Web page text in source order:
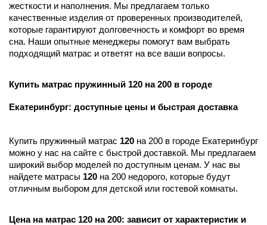
жесткости и наполнения. Мы предлагаем только
качественные изделия от проверенных производителей,
которые гарантируют долговечность и комфорт во время
сна. Наши опытные менеджеры помогут вам выбрать
подходящий матрас и ответят на все ваши вопросы.
Купить матрас пружинный 120 на 200 в городе
Екатеринбург: доступные цены и быстрая доставка
Купить пружинный матрас 120 на 200 в городе Екатеринбург
можно у нас на сайте с быстрой доставкой. Мы предлагаем
широкий выбор моделей по доступным ценам. У нас вы
найдете матрасы 120 на 200 недорого, которые будут
отличным выбором для детской или гостевой комнаты.
Цена на матрас 120 на 200: зависит от характеристик и